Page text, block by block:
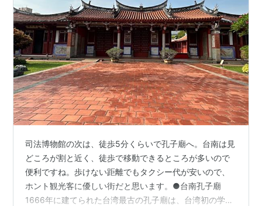
司法博物館の次は、徒歩5分くらいで孔子廟へ。台南は見
どころが割と近く、徒歩で移動できるところが多いので
便利ですね。歩けない距離でもタクシー代が安いので、
ホント観光客に優しい街だと思います。●台南孔子廟
1666年に建てられた台湾最古の孔子廟は、台湾初の学校